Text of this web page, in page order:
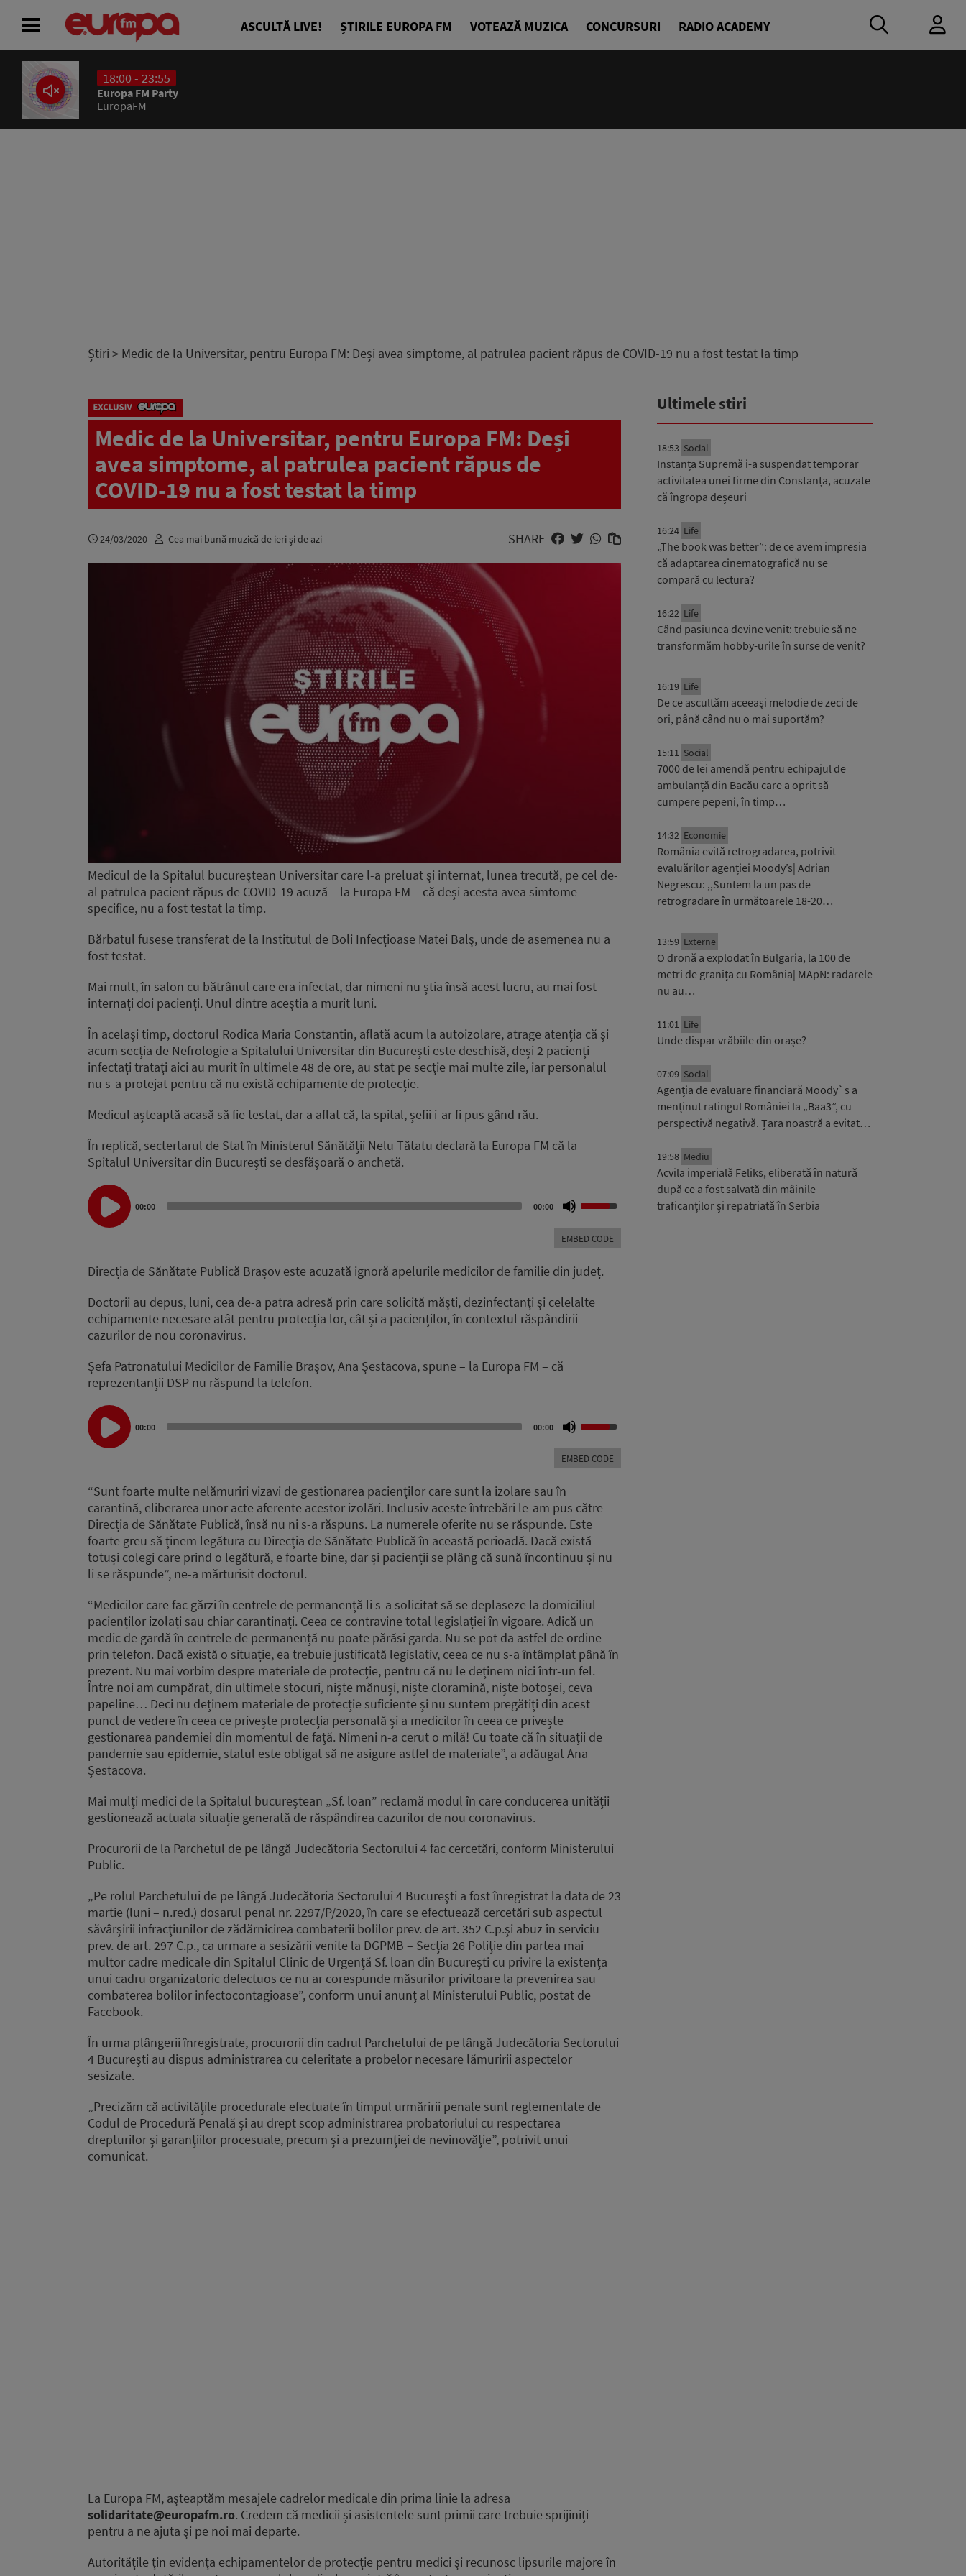
ASCULTĂ LIVE! ȘTIRILE EUROPA FM VOTEAZĂ MUZICA CONCURSURI RADIO ACADEMY
18:00 - 23:55
Europa FM Party
EuropaFM
Știri > Medic de la Universitar, pentru Europa FM: Deși avea simptome, al patrulea pacient răpus de COVID-19 nu a fost testat la timp
Medic de la Universitar, pentru Europa FM: Deși
avea simptome, al patrulea pacient răpus de
COVID-19 nu a fost testat la timp
24/03/2020 Cea mai bună muzică de ieri și de azi SHARE
Medicul de la Spitalul bucureștean Universitar care l-a preluat și internat, lunea trecută, pe cel de-
al patrulea pacient răpus de COVID-19 acuză – la Europa FM – că deși acesta avea simtome
specifice, nu a fost testat la timp.
Bărbatul fusese transferat de la Institutul de Boli Infecțioase Matei Balș, unde de asemenea nu a
fost testat.
Mai mult, în salon cu bătrânul care era infectat, dar nimeni nu știa însă acest lucru, au mai fost
internați doi pacienți. Unul dintre aceștia a murit luni.
În același timp, doctorul Rodica Maria Constantin, aflată acum la autoizolare, atrage atenția că și
acum secția de Nefrologie a Spitalului Universitar din București este deschisă, deși 2 pacienți
infectați tratați aici au murit în ultimele 48 de ore, au stat pe secție mai multe zile, iar personalul
nu s-a protejat pentru că nu există echipamente de protecție.
Medicul așteaptă acasă să fie testat, dar a aflat că, la spital, șefii i-ar fi pus gând rău.
În replică, sectertarul de Stat în Ministerul Sănătății Nelu Tătatu declară la Europa FM că la
Spitalul Universitar din București se desfășoară o anchetă.
Audio
Player
00:00 00:00
Up/Down
keys
increase
decrease
EMBED CODE
Direcția de Sănătate Publică Brașov este acuzată ignoră apelurile medicilor de familie din județ.
Doctorii au depus, luni, cea de-a patra adresă prin care solicită măști, dezinfectanți și celelalte
echipamente necesare atât pentru protecția lor, cât și a pacienților, în contextul răspândirii
cazurilor de nou coronavirus.
Șefa Patronatului Medicilor de Familie Brașov, Ana Șestacova, spune – la Europa FM – că
reprezentanții DSP nu răspund la telefon.
Audio
Player
00:00 00:00
Up/Down
keys
or
decrease
volume.
EMBED CODE
“Sunt foarte multe nelămuriri vizavi de gestionarea pacienților care sunt la izolare sau în
carantină, eliberarea unor acte aferente acestor izolări. Inclusiv aceste întrebări le-am pus către
Direcția de Sănătate Publică, însă nu ni s-a răspuns. La numerele oferite nu se răspunde. Este
foarte greu să ținem legătura cu Direcția de Sănătate Publică în această perioadă. Dacă există
totuși colegi care prind o legătură, e foarte bine, dar și pacienții se plâng că sună încontinuu și nu
li se răspunde”, ne-a mărturisit doctorul.
“Medicilor care fac gărzi în centrele de permanență li s-a solicitat să se deplaseze la domiciliul
pacienților izolați sau chiar carantinați. Ceea ce contravine total legislației în vigoare. Adică un
medic de gardă în centrele de permanență nu poate părăsi garda. Nu se pot da astfel de ordine
prin telefon. Dacă există o situație, ea trebuie justificată legislativ, ceea ce nu s-a întâmplat până în
prezent. Nu mai vorbim despre materiale de protecție, pentru că nu le deținem nici într-un fel.
Între noi am cumpărat, din ultimele stocuri, niște mănuși, niște cloramină, niște botoșei, ceva
papeline… Deci nu deținem materiale de protecție suficiente și nu suntem pregătiți din acest
punct de vedere în ceea ce privește protecția personală și a medicilor în ceea ce privește
gestionarea pandemiei din momentul de față. Nimeni n-a cerut o milă! Cu toate că în situații de
pandemie sau epidemie, statul este obligat să ne asigure astfel de materiale”, a adăugat Ana
Șestacova.
Mai mulți medici de la Spitalul bucureștean „Sf. loan” reclamă modul în care conducerea unității
gestionează actuala situație generată de răspândirea cazurilor de nou coronavirus.
Procurorii de la Parchetul de pe lângă Judecătoria Sectorului 4 fac cercetări, conform Ministerului
Public.
„Pe rolul Parchetului de pe lângă Judecătoria Sectorului 4 Bucureşti a fost înregistrat la data de 23
martie (luni – n.red.) dosarul penal nr. 2297/P/2020, în care se efectuează cercetări sub aspectul
săvârşirii infracţiunilor de zădărnicirea combaterii bolilor prev. de art. 352 C.p.şi abuz în serviciu
prev. de art. 297 C.p., ca urmare a sesizării venite la DGPMB – Secţia 26 Poliţie din partea mai
multor cadre medicale din Spitalul Clinic de Urgenţă Sf. loan din Bucureşti cu privire la existenţa
unui cadru organizatoric defectuos ce nu ar corespunde măsurilor privitoare la prevenirea sau
combaterea bolilor infectocontagioase”, conform unui anunț al Ministerului Public, postat de
Facebook.
În urma plângerii înregistrate, procurorii din cadrul Parchetului de pe lângă Judecătoria Sectorului
4 Bucureşti au dispus administrarea cu celeritate a probelor necesare lămuririi aspectelor
sesizate.
„Precizăm că activităţile procedurale efectuate în timpul urmăririi penale sunt reglementate de
Codul de Procedură Penală şi au drept scop administrarea probatoriului cu respectarea
drepturilor şi garanţiilor procesuale, precum şi a prezumţiei de nevinovăţie”, potrivit unui
comunicat.
La Europa FM, așteaptăm mesajele cadrelor medicale din prima linie la adresa
solidaritate@europafm.ro. Credem că medicii și asistentele sunt primii care trebuie sprijiniți
pentru a ne ajuta și pe noi mai departe.
Autoritățile țin evidența echipamentelor de protecție pentru medici și recunosc lipsurile majore în
Ultimele stiri
18:53 Social
Instanța Supremă i-a suspendat temporar
activitatea unei firme din Constanța, acuzate
că îngropa deșeuri
16:24 Life
„The book was better”: de ce avem impresia
că adaptarea cinematografică nu se
compară cu lectura?
16:22 Life
Când pasiunea devine venit: trebuie să ne
transformăm hobby-urile în surse de venit?
16:19 Life
De ce ascultăm aceeași melodie de zeci de
ori, până când nu o mai suportăm?
15:11 Social
7000 de lei amendă pentru echipajul de
ambulanță din Bacău care a oprit să
cumpere pepeni, în timp…
14:32 Economie
România evită retrogradarea, potrivit
evaluărilor agenției Moody’s| Adrian
Negrescu: ,,Suntem la un pas de
retrogradare în următoarele 18-20…
13:59 Externe
O dronă a explodat în Bulgaria, la 100 de
metri de granița cu România| MApN: radarele
nu au…
11:01 Life
Unde dispar vrăbiile din orașe?
07:09 Social
Agenția de evaluare financiară Moody`s a
menținut ratingul României la „Baa3”, cu
perspectivă negativă. Țara noastră a evitat…
19:58 Mediu
Acvila imperială Feliks, eliberată în natură
după ce a fost salvată din mâinile
traficanților și repatriată în Serbia
ACASĂ
ȘTIRI